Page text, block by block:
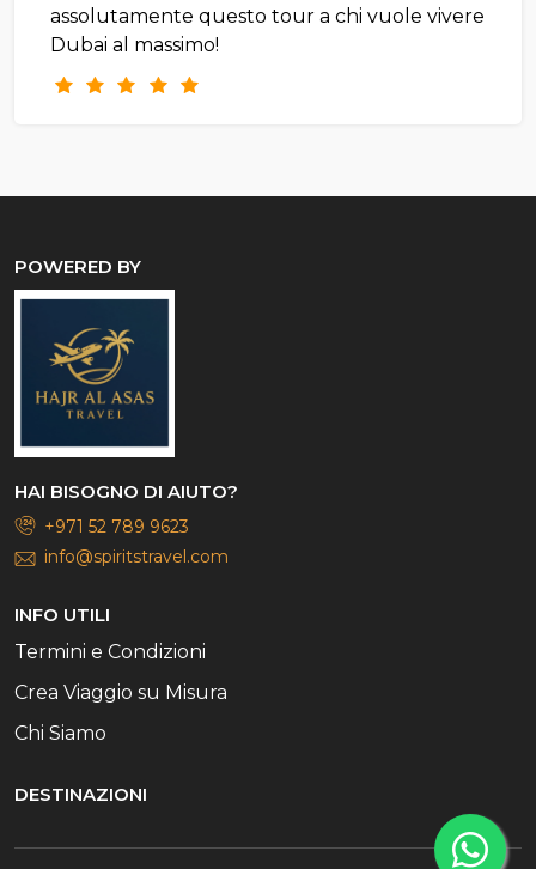
assolutamente questo tour a chi vuole vivere
Dubai al massimo!
POWERED BY
HAI BISOGNO DI AIUTO?
+971 52 789 9623
info@spiritstravel.com
INFO UTILI
Termini e Condizioni
Crea Viaggio su Misura
Chi Siamo
DESTINAZIONI